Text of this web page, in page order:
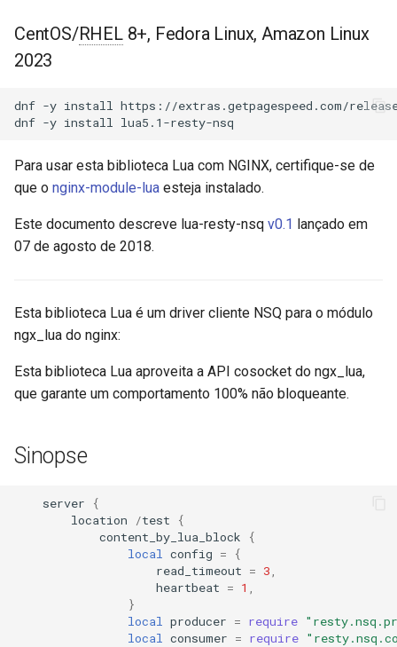
a
auth-pam
auth-radius
auth-totp
bot-verifier
cache-purge
combined-upstreams
compression-normalize
Métodos
Veja Também
Suporte a NGINX HTTP/3
QUIC - Pacotes RPM para
Angie Web Server - Instalar
Linux e AlmaLinux
CentOS/RHEL8+, Fedora Linux, Amazon Linux
2023
dnf -y install
https://extras.getpagespeed.com/
dnf -y install
Para usar esta biblioteca Lua com NGINX, certifique-se de
que o nginx-module-lua esteja instalado.
Este documento descreve lua-resty-nsq v0.1 lançado em
07 de agosto de 2018.
Esta biblioteca Lua é um driver cliente NSQ para o módulo
ngx_lua do nginx:
Esta biblioteca Lua aproveita a API cosocket do ngx_lua,
que garante um comportamento 100% não bloqueante.
Sinopse
server
{
location
/test
{
content_by_lua_block
{
local
config =
{
read_timeout = 3
heartbeat = 1
}
local
producer = require
local
consumer = require